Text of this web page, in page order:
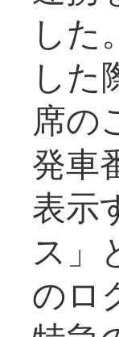
した
した
席の
発車
表示
ス」
のロ